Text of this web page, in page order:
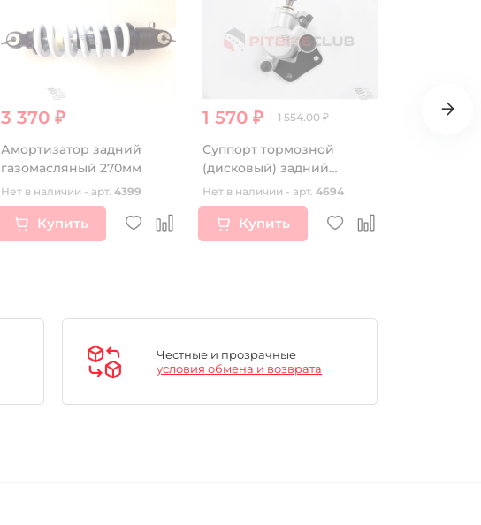
3 370 ₽
Амортизатор задний
газомасляный 270мм
Нет в наличии - арт. 4399
Купить
1 570 ₽ 1 554.00 ₽
Суппорт тормозной
(дисковый) задний
однопоршневой WZDCY
Нет в наличии - арт. 4694
Купить
629 ₽
Честные и прозрачные
условия обмена и возврата